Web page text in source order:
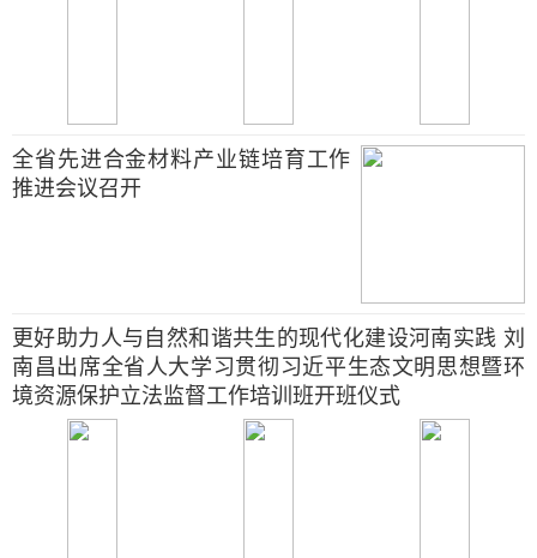
全省先进合金材料产业链培育工作
推进会议召开
更好助力人与自然和谐共生的现代化建设河南实践 刘
南昌出席全省人大学习贯彻习近平生态文明思想暨环
境资源保护立法监督工作培训班开班仪式